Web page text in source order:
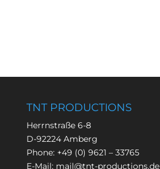
TNT PRODUCTIONS
Herrnstraße 6-8
D-92224 Amberg
Phone: +49 (0) 9621 – 33765
E-Mail: mail@tnt-productions.de